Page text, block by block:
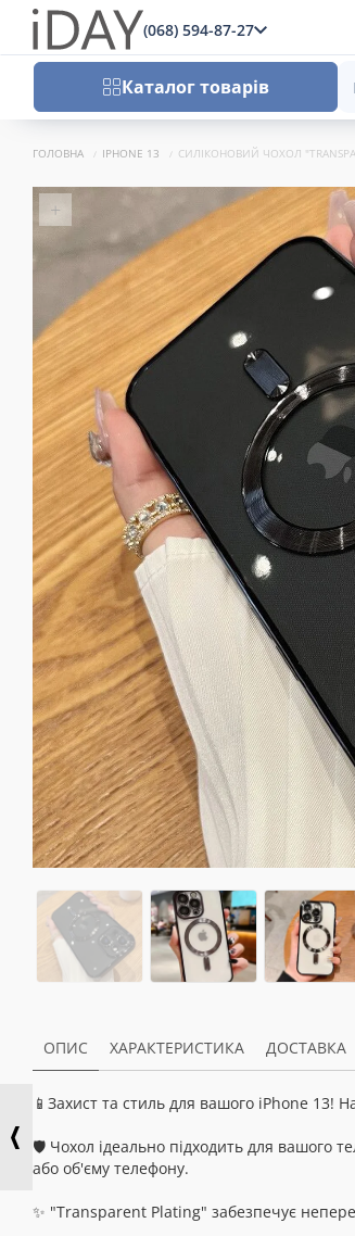
(068) 594-87-27
Каталог товарів
ГОЛОВНА IPHONE 13 СИЛІКОНОВИЙ ЧОХОЛ
+
ОПИС ХАРАКТЕРИСТИКА ДОСТАВКА
📱Захист та стиль для вашого iPhone
🛡️ Чохол ідеально підходить для вашого
або об'єму телефону.
✨ "Transparent Plating" забезпечує